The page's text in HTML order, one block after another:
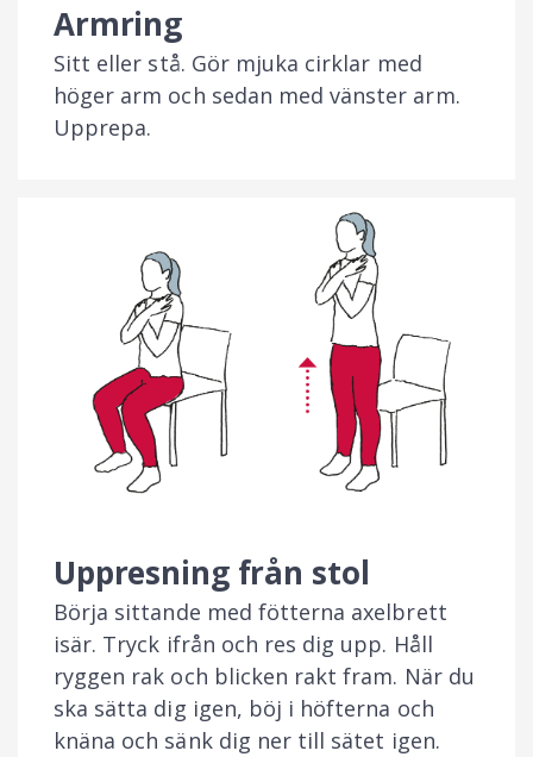
Armring
Sitt eller stå. Gör mjuka cirklar med
höger arm och sedan med vänster arm.
Upprepa.
Uppresning från stol
Börja sittande med fötterna axelbrett
isär. Tryck ifrån och res dig upp. Håll
ryggen rak och blicken rakt fram. När du
ska sätta dig igen, böj i höfterna och
knäna och sänk dig ner till sätet igen.